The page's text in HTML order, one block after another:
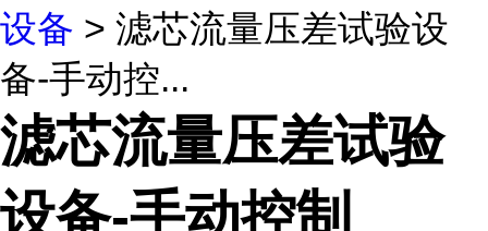
设备 > 滤芯流量压差试验设
备-手动控...
滤芯流量压差试验
设备-手动控制